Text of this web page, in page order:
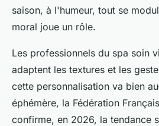
saison, à l'humeur, tout se
moral joue un rôle.
Les professionnels du spa soin
adaptent les textures et les
cette personnalisation va bien
éphémère, la Fédération
confirme, en 2026, la tendance